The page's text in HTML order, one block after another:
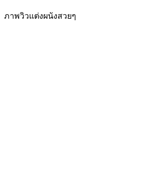
ภาพวิวแต่งผนังสวยๆ